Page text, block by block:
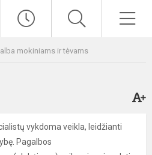
mokiniams ir tėvams
vykdoma veikla, leidžianti
Pagalbos